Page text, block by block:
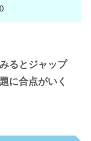
るとジャップ
に合点がいく